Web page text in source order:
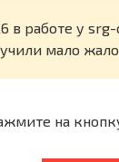
в работе у
мало
на